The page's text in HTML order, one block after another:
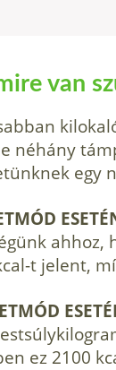
van
néhány
egy
t jelent,
ez 2100